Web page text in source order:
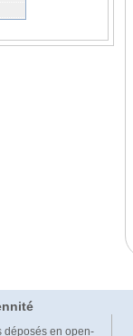
déposés en open-